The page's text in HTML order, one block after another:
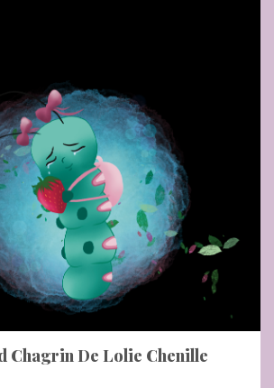
Des Sorcières
Chagrin De Lolie Chenille